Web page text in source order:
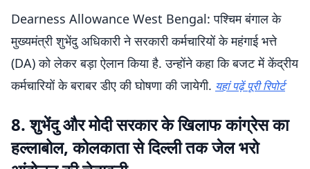
Dearness Allowance West Bengal: पश्चिम बंगाल के
मुख्यमंत्री शुभेंदु अधिकारी ने सरकारी कर्मचारियों के महंगाई भत्ते
(DA) को लेकर बड़ा ऐलान किया है. उन्होंने कहा कि बजट में केंद्रीय
कर्मचारियों के बराबर डीए की घोषणा की जायेगी. यहां पढ़ें पूरी रिपोर्ट
8. शुभेंदु और मोदी सरकार के खिलाफ कांग्रेस का
हल्लाबोल, कोलकाता से दिल्ली तक जेल भरो